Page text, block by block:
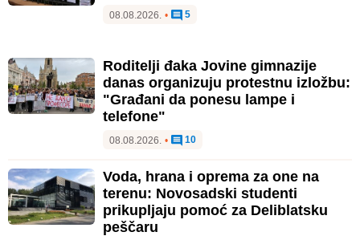
08.08.2026. • 5
Roditelji đaka Jovine gimnazije
danas organizuju protestnu izložbu:
"Građani da ponesu lampe i
telefone"
08.08.2026. • 10
Voda, hrana i oprema za one na
terenu: Novosadski studenti
prikupljaju pomoć za Deliblatsku
peščaru